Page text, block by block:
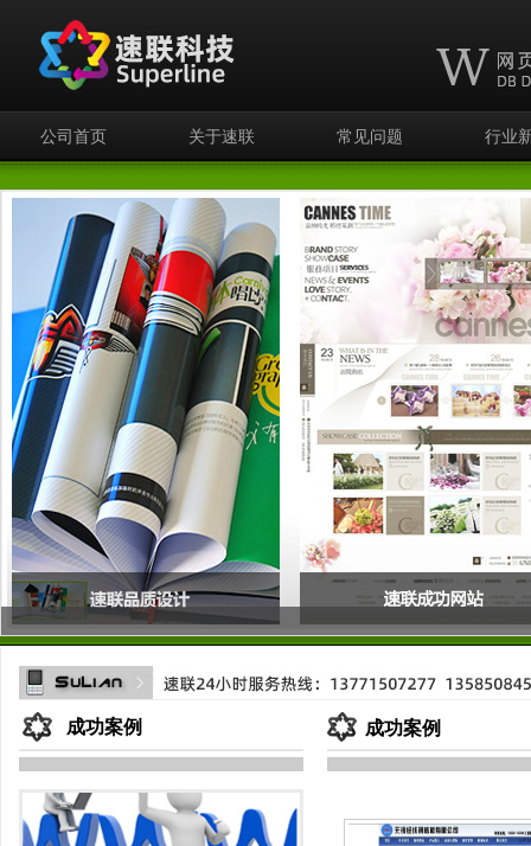
公司首页 关于速联 常见问题 行业
成功案例 成功案例